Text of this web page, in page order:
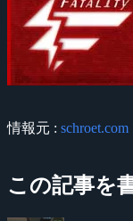
情報元 : schroet.com
この記事を